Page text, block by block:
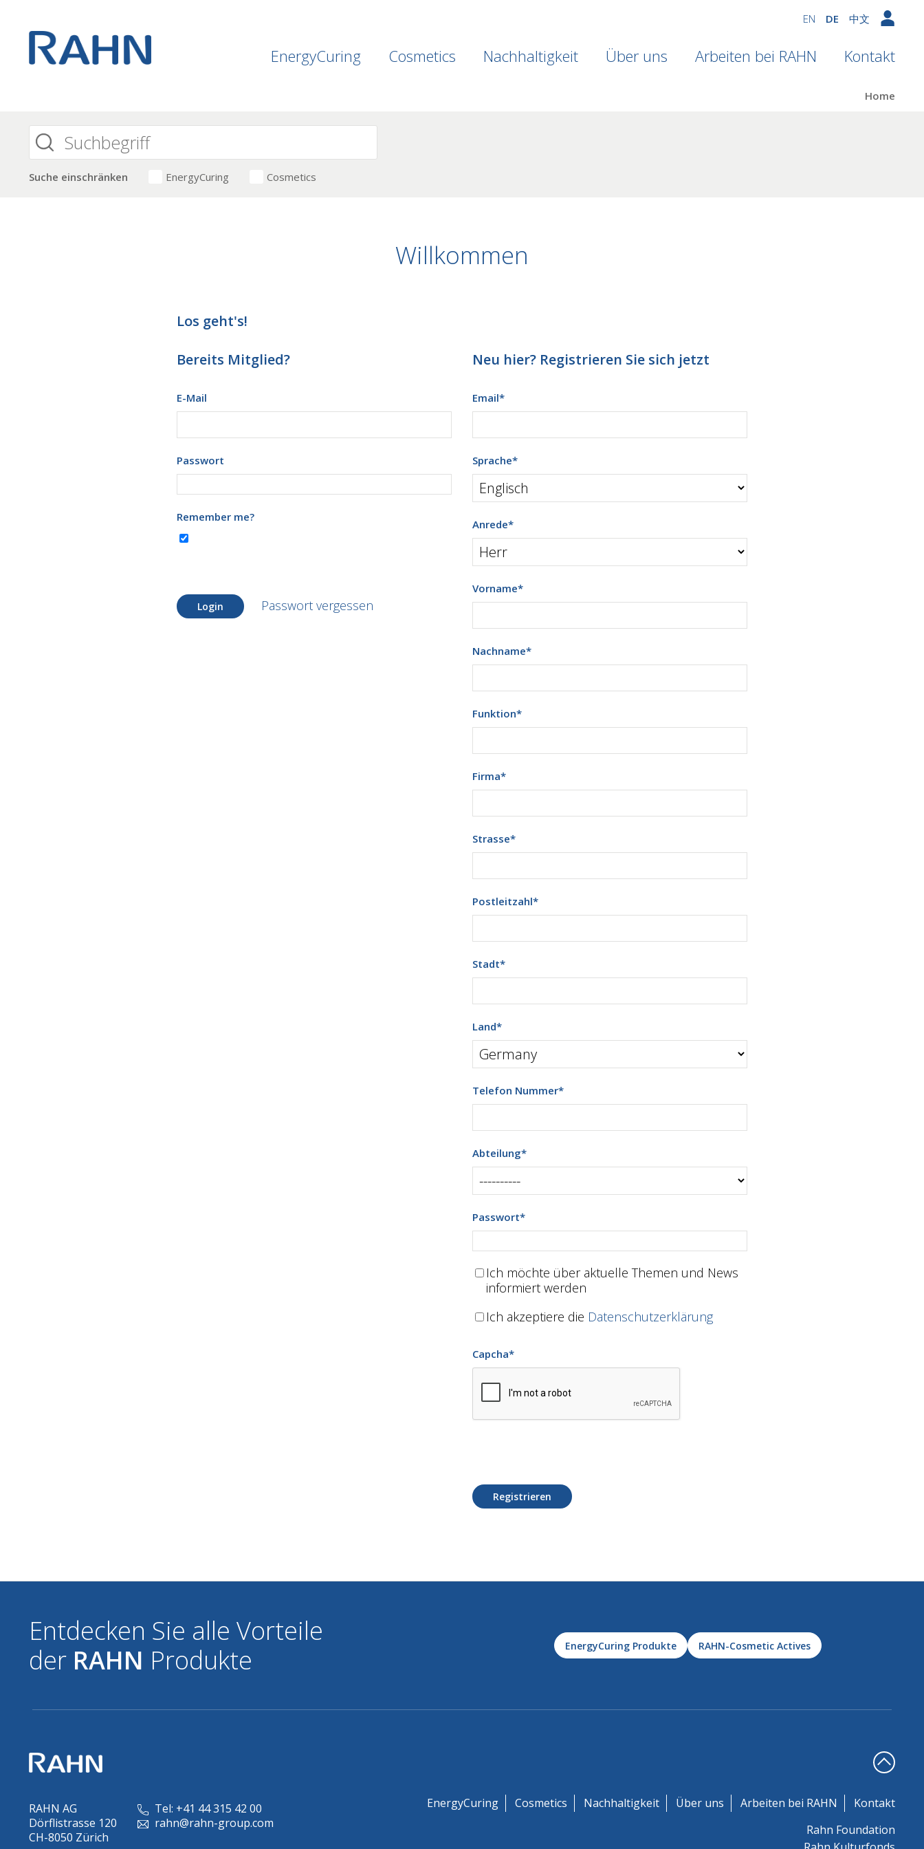
EN DE 中文
EnergyCuring Cosmetics Nachhaltigkeit Über uns Arbeiten bei RAHN Kontakt
Home
Suche einschränken EnergyCuring Cosmetics
Willkommen
Los geht's!
Bereits Mitglied?
E-Mail
Passwort
Remember me?
Login Passwort vergessen
Neu hier? Registrieren Sie sich jetzt
Email*
Sprache*
Anrede*
Vorname*
Nachname*
Funktion*
Firma*
Strasse*
Postleitzahl*
Stadt*
Land*
Telefon Nummer*
Abteilung*
Passwort*
Ich möchte über aktuelle Themen und News
informiert werden
Ich akzeptiere die Datenschutzerklärung
Capcha*
Registrieren
Entdecken Sie alle Vorteile
der RAHN Produkte EnergyCuring Produkte RAHN-Cosmetic Actives
RAHN AG
Dörflistrasse 120
CH-8050 Zürich
Tel: +41 44 315 42 00
rahn@rahn-group.com
EnergyCuring Cosmetics Nachhaltigkeit Über uns Arbeiten bei RAHN
Kontakt
Rahn Foundation